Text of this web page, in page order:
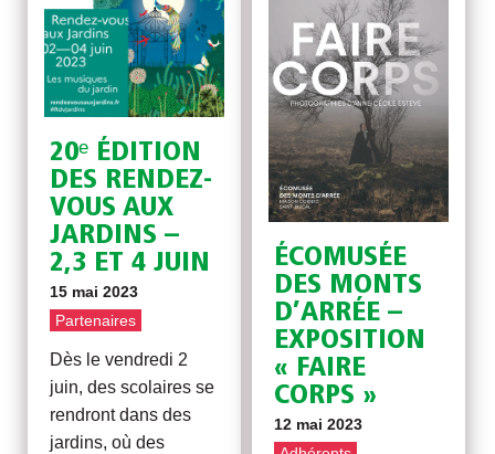
20ᵉ ÉDITION
DES RENDEZ-
VOUS AUX
JARDINS –
2,3 ET 4 JUIN
15 mai 2023
Partenaires
Dès le vendredi 2
juin, des scolaires se
rendront dans des
jardins, où des
ÉCOMUSÉE
DES MONTS
D’ARRÉE –
EXPOSITION
« FAIRE
CORPS »
12 mai 2023